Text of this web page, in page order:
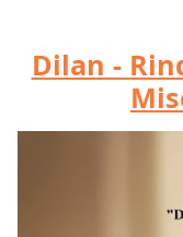
Dilan -